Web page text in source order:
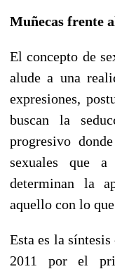
Muñecas frente
El concepto de
alude a una
expresiones,
buscan la
progresivo
sexuales que
determinan la
aquello con lo
Esta es la
2011 por el